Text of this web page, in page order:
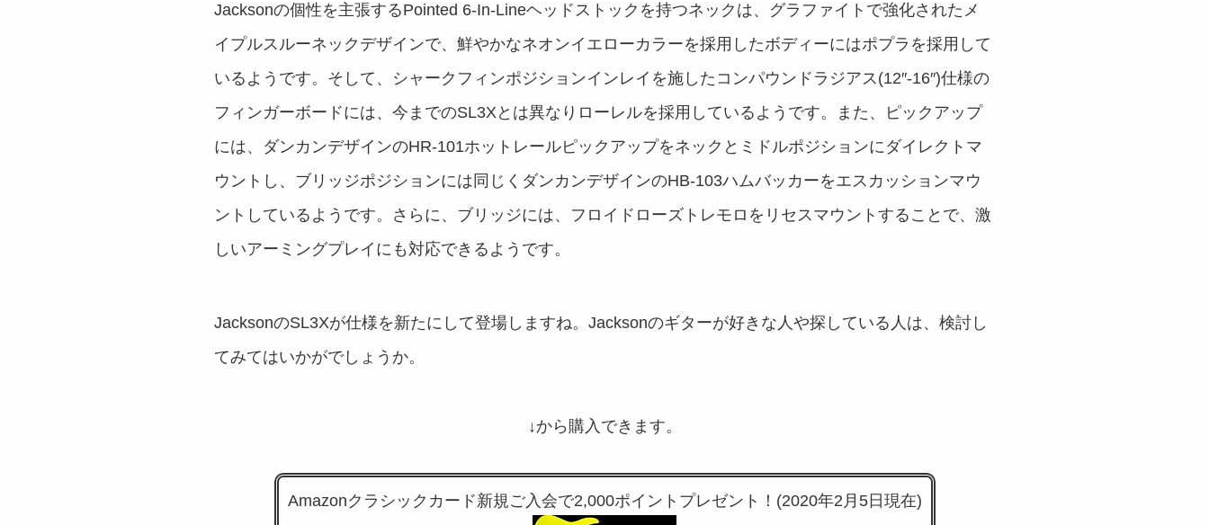
Jacksonの個性を主張するPointed 6-In-Lineヘッドストックを持つネックは、グラファイトで強化されたメ
イプルスルーネックデザインで、鮮やかなネオンイエローカラーを採用したボディーにはポプラを採用して
いるようです。そして、シャークフィンポジションインレイを施したコンパウンドラジアス(12″-16″)仕様の
フィンガーボードには、今までのSL3Xとは異なりローレルを採用しているようです。また、ピックアップ
には、ダンカンデザインのHR-101ホットレールピックアップをネックとミドルポジションにダイレクトマ
ウントし、ブリッジポジションには同じくダンカンデザインのHB-103ハムバッカーをエスカッションマウ
ントしているようです。さらに、ブリッジには、フロイドローズトレモロをリセスマウントすることで、激
しいアーミングプレイにも対応できるようです。
JacksonのSL3Xが仕様を新たにして登場しますね。Jacksonのギターが好きな人や探している人は、検討し
てみてはいかがでしょうか。
↓から購入できます。
Amazonクラシックカード新規ご入会で2,000ポイントプレゼント！(2020年2月5日現在)